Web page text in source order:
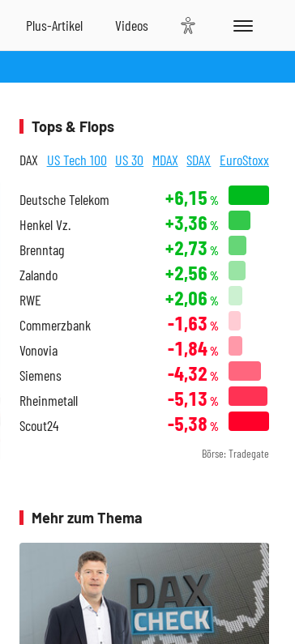
Tops & Flops
DAX US Tech 100 US 30 MDAX SDAX EuroStoxx
Deutsche Telekom +6,15 %
Henkel Vz. +3,36 %
Brenntag +2,73 %
Zalando +2,56 %
RWE +2,06 %
Commerzbank -1,63 %
Vonovia -1,84%
Siemens -4,32 %
Rheinmetall -5,13 %
Scout24 -5,38 %
Börse: Tradegate
Mehr zum Thema